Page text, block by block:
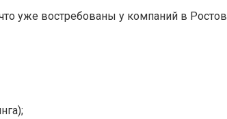
уже востребованы у компаний в